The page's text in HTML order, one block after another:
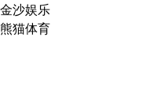
金沙娱乐
熊猫体育